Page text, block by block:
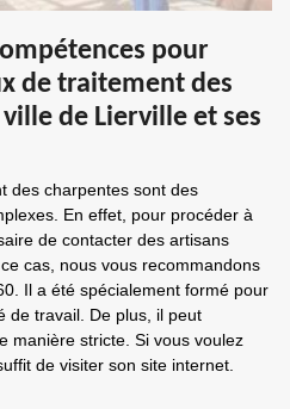
pour
de traitement des
de Lierville et ses
des charpentes sont des
En effet, pour procéder à
de contacter des artisans
cas, nous vous recommandons
Il a été spécialement formé pour
de travail. De plus, il peut
manière stricte. Si vous voulez
de visiter son site internet.